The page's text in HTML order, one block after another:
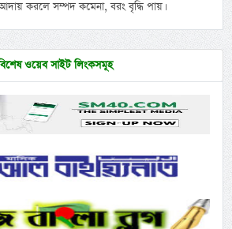
করলে সম্পদ কমেনা, বরং বৃদ্ধি পায়।
ওয়েব সাইট লিংকসমূহ